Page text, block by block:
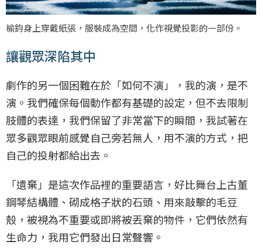
榆鈞身上穿戴紙張，服裝成為空間，化作視覺投影的一部份。
讓觀眾深陷其中
劇作的另一個困難在於「如何不演」，我的演，是不
演。我們確保每個動作都有基礎的設定，但不去限制
肢體的表達，我們保留了非常當下的瞬間，我試著在
眾多觀眾眼前感覺自己旁若無人，用不演的方式，把
自己的投射都給出去。
「遺棄」是這次作品裡的重要語言，好比舞台上古董
鋼琴結構體、砌成格子狀的石頭、用來敲擊的毛豆
殼，被視為不重要或即將被丟棄的物件，它們依然有
生命力，我用它們發出日常聲響。